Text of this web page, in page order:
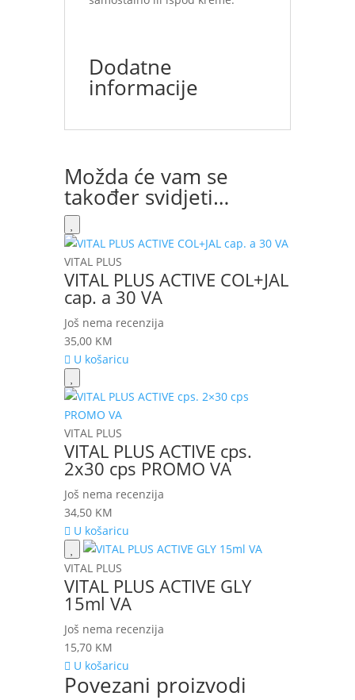
Dodatne
informacije
Možda će vam se
također svidjeti…
VITAL PLUS
VITAL PLUS ACTIVE COL+JAL
cap. a 30 VA
Još nema recenzija
35,00 KM
U košaricu
VITAL PLUS
VITAL PLUS ACTIVE cps.
2x30 cps PROMO VA
Još nema recenzija
34,50 KM
U košaricu
VITAL PLUS
VITAL PLUS ACTIVE GLY
15ml VA
Još nema recenzija
15,70 KM
U košaricu
Povezani proizvodi